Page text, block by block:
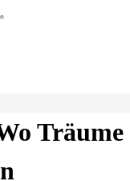
Träume